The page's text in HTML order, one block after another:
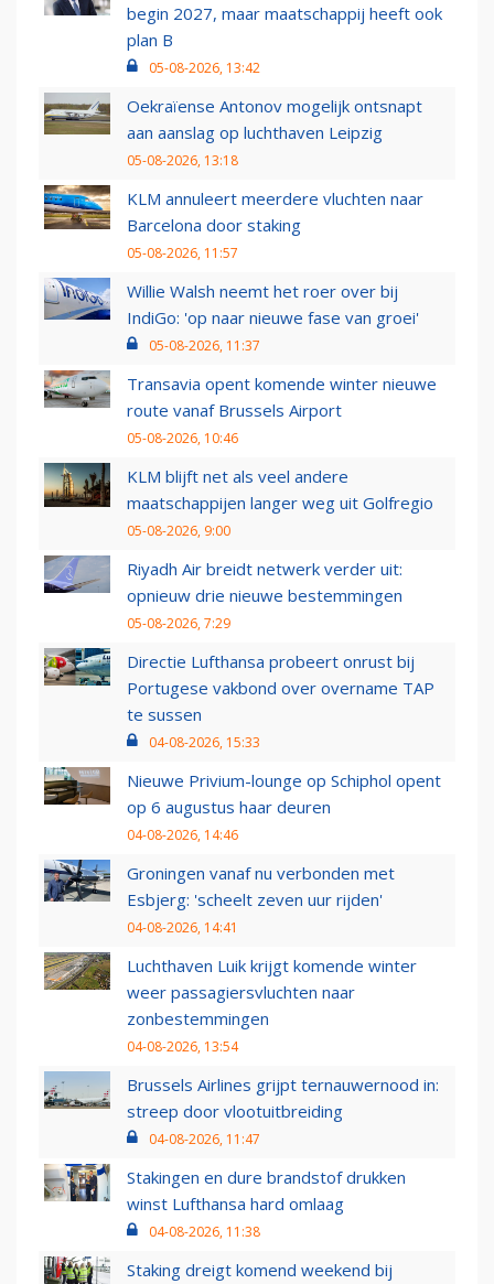
begin 2027, maar maatschappij heeft ook
plan B
05-08-2026, 13:42
Oekraïense Antonov mogelijk ontsnapt
aan aanslag op luchthaven Leipzig
05-08-2026, 13:18
KLM annuleert meerdere vluchten naar
Barcelona door staking
05-08-2026, 11:57
Willie Walsh neemt het roer over bij
IndiGo: 'op naar nieuwe fase van groei'
05-08-2026, 11:37
Transavia opent komende winter nieuwe
route vanaf Brussels Airport
05-08-2026, 10:46
KLM blijft net als veel andere
maatschappijen langer weg uit Golfregio
05-08-2026, 9:00
Riyadh Air breidt netwerk verder uit:
opnieuw drie nieuwe bestemmingen
05-08-2026, 7:29
Directie Lufthansa probeert onrust bij
Portugese vakbond over overname TAP
te sussen
04-08-2026, 15:33
Nieuwe Privium-lounge op Schiphol opent
op 6 augustus haar deuren
04-08-2026, 14:46
Groningen vanaf nu verbonden met
Esbjerg: 'scheelt zeven uur rijden'
04-08-2026, 14:41
Luchthaven Luik krijgt komende winter
weer passagiersvluchten naar
zonbestemmingen
04-08-2026, 13:54
Brussels Airlines grijpt ternauwernood in:
streep door vlootuitbreiding
04-08-2026, 11:47
Stakingen en dure brandstof drukken
winst Lufthansa hard omlaag
04-08-2026, 11:38
Staking dreigt komend weekend bij